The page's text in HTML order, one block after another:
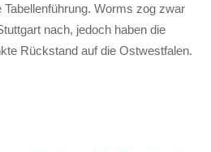
Worms zog zwar
nach, jedoch haben die
Rückstand auf die Ostwestfalen.